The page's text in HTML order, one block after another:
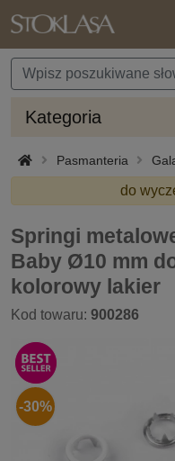
Kategoria
Pasmanteria
do
Springi
Baby Ø10 mm
kolorowy lakier
Kod towaru: 900286
-30%